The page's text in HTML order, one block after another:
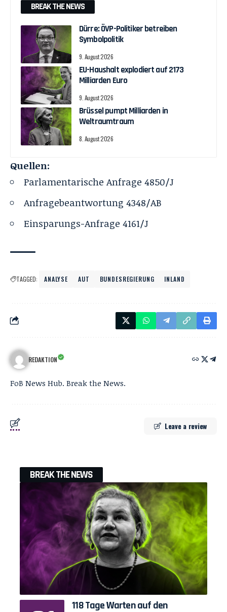
BREAK THE NEWS
Dürre: ÖVP-Politiker betreiben
Symbolpolitik
9. August 2026
EU-Haushalt explodiert auf 2173
Milliarden Euro
9. August 2026
Brüssel pumpt Milliarden in
Weltraumtraum
8. August 2026
Quellen:
Parlamentarische Anfrage 4850/J
Anfragebeantwortung 4348/AB
Einsparungs-Anfrage 4161/J
TAGGED: ANALYSE AUT BUNDESREGIERUNG INLAND
REDAKTION
FoB News Hub. Break the News.
Leave a review
BREAK THE NEWS
118 Tage Warten auf den